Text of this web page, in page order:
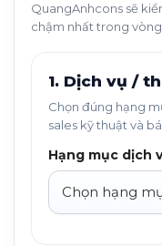
QuangAnhcons sẽ
chậm nhất trong
1. Dịch vụ /
Chọn đúng hạng
sales kỹ thuật và
Hạng mục dịch